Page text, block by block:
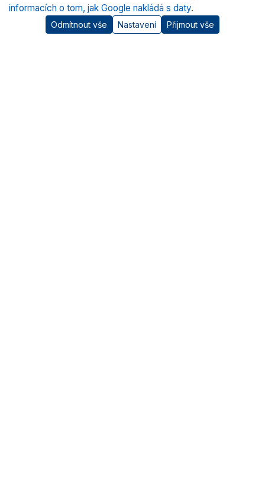
informacích o tom, jak Google nakládá s daty.
Odmítnout vše Nastavení Přijmout vše